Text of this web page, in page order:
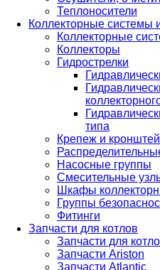
Теплоносители
Коллекторные системы
Коллекторные
Коллекторы
Гидрострелки
типа
Крепеж и
Насосные группы
Смесительные
Шкафы
Группы
Фитинги
Запчасти для котлов
Запчасти для
Запчасти Ariston
Запчасти Atlantic